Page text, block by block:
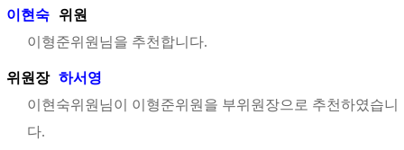
이현숙
위원
이형준위원님을 추천합니다.
위원장 하서영
이현숙위원님이 이형준위원을 부위원장으로 추천하였습니
다.